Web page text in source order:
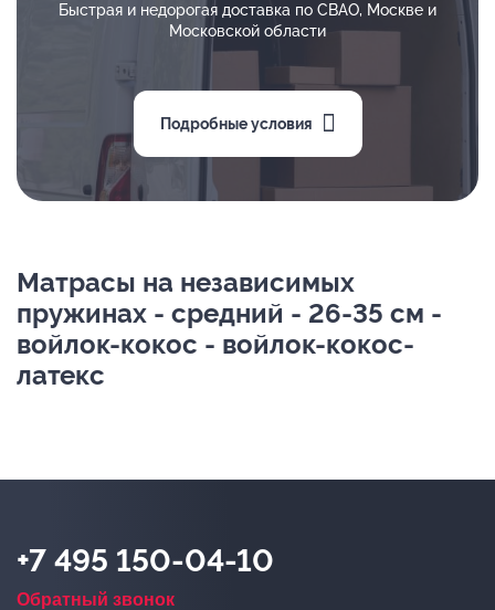
Быстрая и недорогая доставка по СВАО, Москве и
Московской области
Подробные условия
Матрасы на независимых
пружинах - средний - 26-35 см -
войлок-кокос - войлок-кокос-
латекс
+7 495 150-04-10
Обратный звонок